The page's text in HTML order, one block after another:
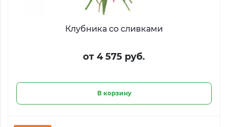
Клубника со сливками
от 4 575 руб.
В корзину